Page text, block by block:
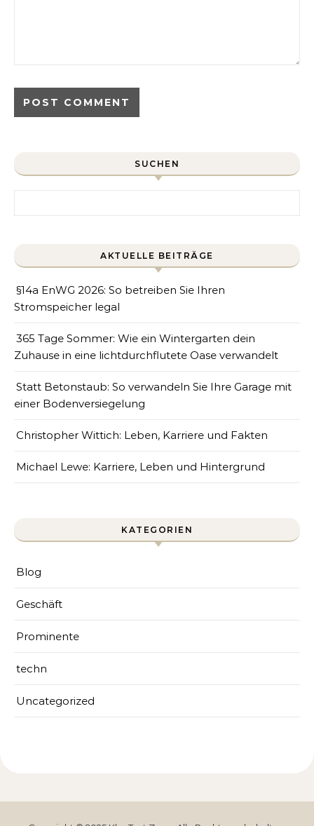
SUCHEN
AKTUELLE BEITRÄGE
§14a EnWG 2026: So betreiben Sie Ihren
Stromspeicher legal
365 Tage Sommer: Wie ein Wintergarten dein
Zuhause in eine lichtdurchflutete Oase verwandelt
Statt Betonstaub: So verwandeln Sie Ihre Garage mit
einer Bodenversiegelung
Christopher Wittich: Leben, Karriere und Fakten
Michael Lewe: Karriere, Leben und Hintergrund
KATEGORIEN
Blog
Geschäft
Prominente
techn
Uncategorized